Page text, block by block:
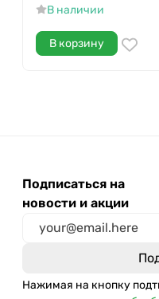
В наличии
В корзину
Подписаться на
новости и акции
Нажимая на кнопку